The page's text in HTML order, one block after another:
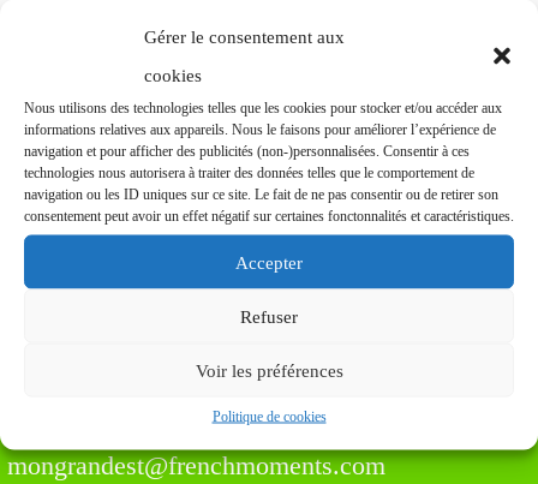
Gérer le consentement aux
cookies
Nous utilisons des technologies telles que les cookies pour stocker et/ou accéder aux
informations relatives aux appareils. Nous le faisons pour améliorer l’expérience de
navigation et pour afficher des publicités (non-)personnalisées. Consentir à ces
technologies nous autorisera à traiter des données telles que le comportement de
navigation ou les ID uniques sur ce site. Le fait de ne pas consentir ou de retirer son
consentement peut avoir un effet négatif sur certaines fonctonnalités et caractéristiques.
Accepter
Refuser
Voir les préférences
Politique de cookies
Find us Here
Chantry House, 22 Upperton Road, Eastbourne,
East Sussex, BN21 1BF, Royaume-Uni
mongrandest@frenchmoments.com